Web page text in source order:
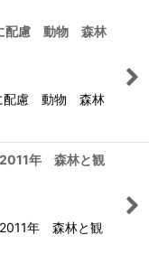
配慮 動物 森林
配慮 動物 森林
年 森林と観
年 森林と観